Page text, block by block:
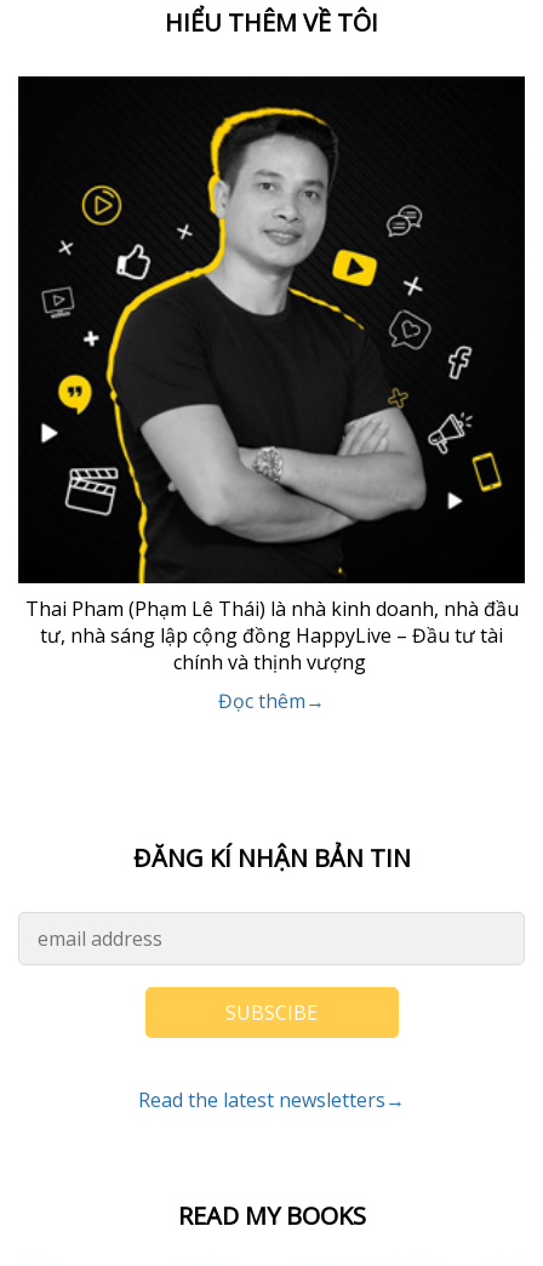
READ MY BOOKS
HIỂU THÊM VỀ TÔI
Thai Pham (Phạm Lê Thái) là nhà kinh doanh, nhà đầu
tư, nhà sáng lập cộng đồng HappyLive – Đầu tư tài
chính và thịnh vượng
Đọc thêm→
ĐĂNG KÍ NHẬN BẢN TIN
SUBSCIBE
Read the latest newsletters→